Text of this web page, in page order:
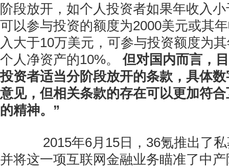
阶段放开，如个人投资者如果年收入
可以参与投资的额度为2000美元或其
入大于10万美元，可参与投资额度为
个人净资产的10%。
但对国内而言，
投资者适当分阶段放开的条款，具体
意见，但相关条款的存在可以更加符
的精神。”
2015年6月15日，36氪推出了私
并将这一项互联网金融业务瞄准了中